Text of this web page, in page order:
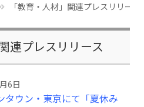
「教育・人材」関連プレスリリース
連プレスリリース
6日
タウン・東京にて「夏休み